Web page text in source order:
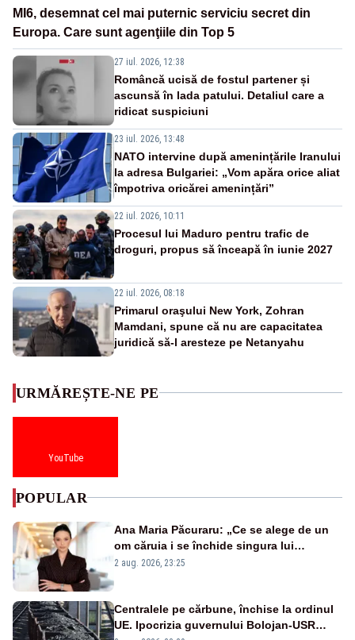
MI6, desemnat cel mai puternic serviciu secret din
Europa. Care sunt agenţiile din Top 5
27 iul. 2026, 12:38
Româncă ucisă de fostul partener și
ascunsă în lada patului. Detaliul care a
ridicat suspiciuni
23 iul. 2026, 13:48
NATO intervine după amenințările Iranului
la adresa Bulgariei: „Vom apăra orice aliat
împotriva oricărei amenințări”
22 iul. 2026, 10:11
Procesul lui Maduro pentru trafic de
droguri, propus să înceapă în iunie 2027
22 iul. 2026, 08:18
Primarul oraşului New York, Zohran
Mamdani, spune că nu are capacitatea
juridică să-l aresteze pe Netanyahu
URMĂREȘTE-NE PE
YouTube
POPULAR
Ana Maria Păcuraru: „Ce se alege de un
om căruia i se închide singura lui
portiță?”
2 aug. 2026, 23:25
Centralele pe cărbune, închise la ordinul
UE. Ipocrizia guvernului Bolojan-USR